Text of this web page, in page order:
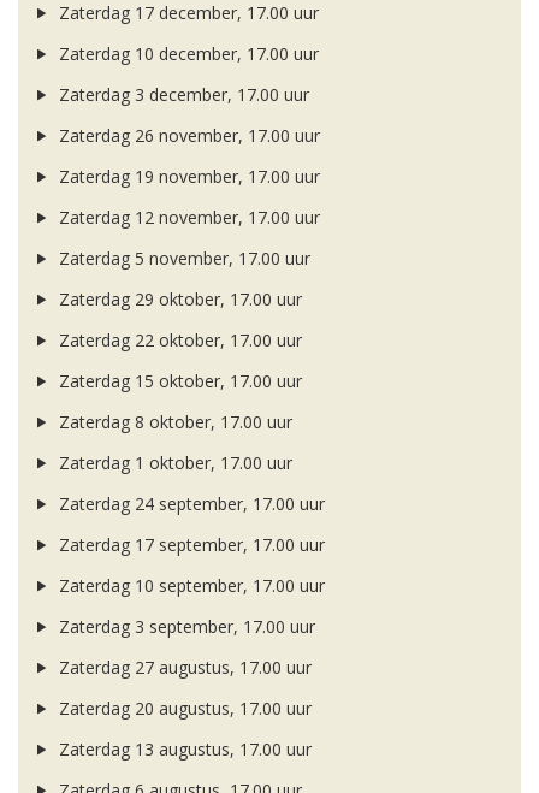
Zaterdag 17 december, 17.00 uur
Zaterdag 10 december, 17.00 uur
Zaterdag 3 december, 17.00 uur
Zaterdag 26 november, 17.00 uur
Zaterdag 19 november, 17.00 uur
Zaterdag 12 november, 17.00 uur
Zaterdag 5 november, 17.00 uur
Zaterdag 29 oktober, 17.00 uur
Zaterdag 22 oktober, 17.00 uur
Zaterdag 15 oktober, 17.00 uur
Zaterdag 8 oktober, 17.00 uur
Zaterdag 1 oktober, 17.00 uur
Zaterdag 24 september, 17.00 uur
Zaterdag 17 september, 17.00 uur
Zaterdag 10 september, 17.00 uur
Zaterdag 3 september, 17.00 uur
Zaterdag 27 augustus, 17.00 uur
Zaterdag 20 augustus, 17.00 uur
Zaterdag 13 augustus, 17.00 uur